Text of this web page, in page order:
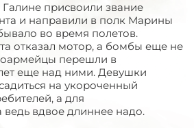
Галине присвоили звание
и направили в полк Марины
во время полетов.
отказал мотор, а бомбы еще не
перешли в
еще над ними. Девушки
на укороченный
а для
вдвое длиннее надо.